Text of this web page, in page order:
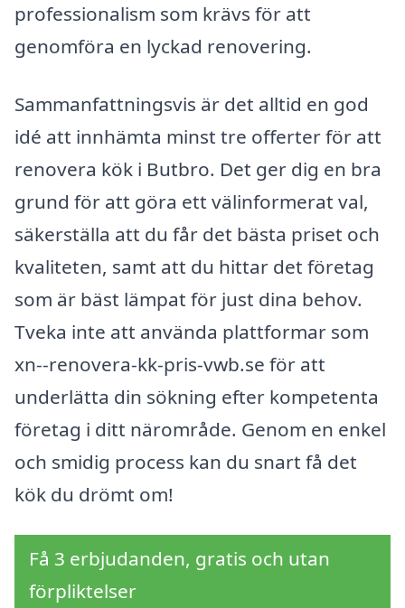
professionalism som krävs för att
genomföra en lyckad renovering.
Sammanfattningsvis är det alltid en god
idé att innhämta minst tre offerter för att
renovera kök i Butbro. Det ger dig en bra
grund för att göra ett välinformerat val,
säkerställa att du får det bästa priset och
kvaliteten, samt att du hittar det företag
som är bäst lämpat för just dina behov.
Tveka inte att använda plattformar som
xn--renovera-kk-pris-vwb.se för att
underlätta din sökning efter kompetenta
företag i ditt närområde. Genom en enkel
och smidig process kan du snart få det
kök du drömt om!
Få 3 erbjudanden, gratis och utan
förpliktelser